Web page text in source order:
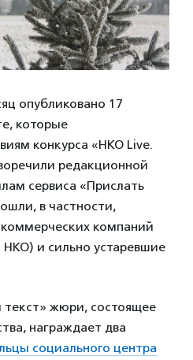
опубликовано 17
которые
конкурса «НКО Live.
редакционной
сервиса «Прислать
в частности,
компаний
НКО) и сильно устаревшие
жюри, состоящее
награждает два
социального центра